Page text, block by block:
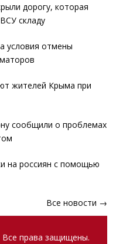
дорогу, которая
складу
условия отмены
жителей Крыма при
сообщили о проблемах
на россиян с помощью
Все новости →
права защищены.